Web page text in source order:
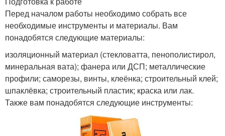
Перед началом работы необходимо собрать все
необходимые инструменты и материалы. Вам
понадобятся следующие материалы:
изоляционный материал (стекловатта, пенополистирол,
минеральная вата); фанера или ДСП; металлические
профили; саморезы, винты, клеёнка; строительный клей;
шпаклёвка; строительный пластик; краска или лак.
Также вам понадобятся следующие инструменты: